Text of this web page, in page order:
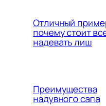
Отличный
почему стоит
надевать лиш
Преимущества
надувного сапа